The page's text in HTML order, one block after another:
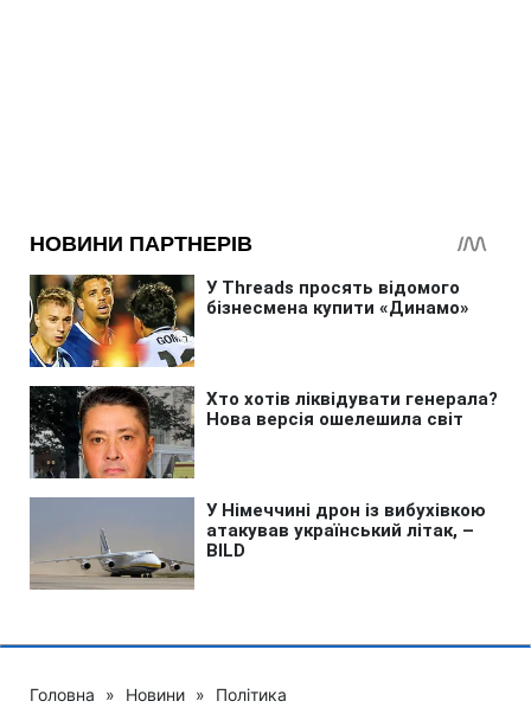
Головна » Новини » Політика